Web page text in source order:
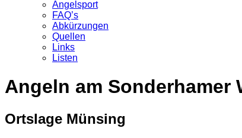
Angelsport
FAQ’s
Abkürzungen
Quellen
Links
Listen
Angeln am Sonderhamer
Ortslage Münsing